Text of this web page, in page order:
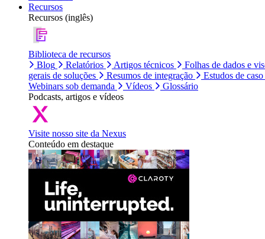
Recursos
Recursos (inglês)
Biblioteca de recursos
Blog
Relatórios Artigos técnicos
Folhas de dados e
gerais de soluções
Resumos de integração
Estudos de caso
Webinars sob demanda
Vídeos
Glossário
Podcasts, artigos e vídeos
Visite nosso site da Nexus
Conteúdo em destaque